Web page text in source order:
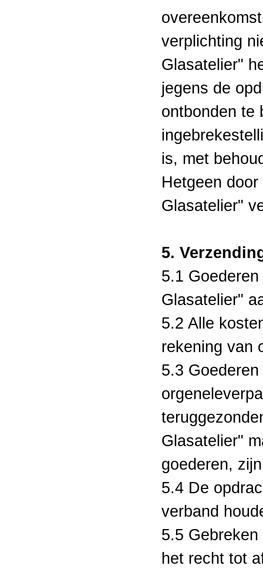
verplichting
Glasatelier"
jegens de
ontbonden te
is, met
Hetgeen
Glasatelier"
5.
5.1
Glasatelier"
5.2 Alle
rekening van
5.3
Glasatelier"
goederen,
5.4 De
verband
5.5
het recht tot